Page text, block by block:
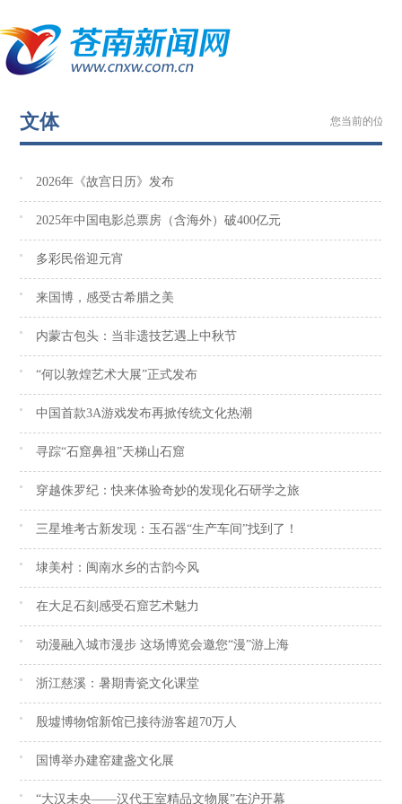
您当前的位置
文体
2026年《故宫日历》发布
2025年中国电影总票房（含海外）破400亿元
多彩民俗迎元宵
来国博，感受古希腊之美
内蒙古包头：当非遗技艺遇上中秋节
“何以敦煌艺术大展”正式发布
中国首款3A游戏发布再掀传统文化热潮
寻踪“石窟鼻祖”天梯山石窟
穿越侏罗纪：快来体验奇妙的发现化石研学之旅
三星堆考古新发现：玉石器“生产车间”找到了！
埭美村：闽南水乡的古韵今风
在大足石刻感受石窟艺术魅力
动漫融入城市漫步 这场博览会邀您“漫”游上海
浙江慈溪：暑期青瓷文化课堂
殷墟博物馆新馆已接待游客超70万人
国博举办建窑建盏文化展
“大汉未央——汉代王室精品文物展”在沪开幕